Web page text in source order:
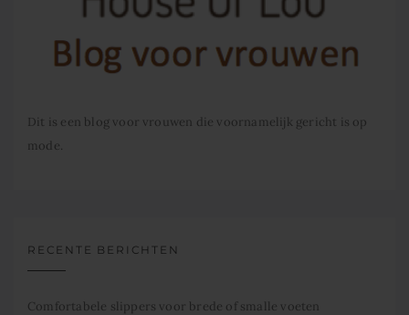
Dit is een blog voor vrouwen die voornamelijk gericht is op
mode.
RECENTE BERICHTEN
Comfortabele slippers voor brede of smalle voeten